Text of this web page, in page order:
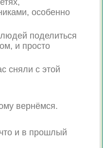
особенно
поделиться
и просто
сняли с этой
вернёмся.
и в прошлый